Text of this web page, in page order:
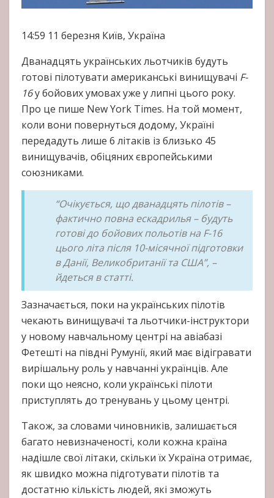
14:59 11 березня Київ, Україна
Дванадцять українських льотчиків будуть
готові пілотувати американські винищувачі F-
16у бойових умовах уже у липні цього року.
Про це пише New York Times. На той момент,
коли вони повернуться додому, Україні
передадуть лише 6 літаків із близько 45
винищувачів, обіцяних європейськими
союзниками.
“Очікується, що дванадцять пілотів –
фактично повна ескадрилья – будуть
готові до бойових польотів на F-16
цього літа після 10-місячної підготовки
в Данії, Великобританії та США”, –
йдеться в статті.
Зазначається, поки на українських пілотів
чекають винищувачі та льотчики-інструктори
у новому навчальному центрі на авіабазі
Фетешті на півдні Румунії, який має відігравати
вирішальну роль у навчанні українців. Але
поки що неясно, коли українські пілоти
приступлять до тренувань у цьому центрі.
Також, за словами чиновників, залишається
багато невизначеності, коли кожна країна
надішле свої літаки, скільки їх Україна отримає,
як швидко можна підготувати пілотів та
достатню кількість людей, які зможуть